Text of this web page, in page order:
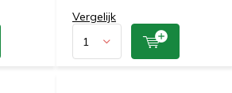
Vergelijk